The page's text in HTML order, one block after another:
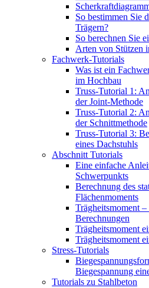
So bestimmen Sie
Trägern?
So berechnen Sie
Arten von Stützen
Fachwerk-Tutorials
Was ist ein
im Hochbau
Truss-Tutorial 1:
der Joint-Methode
Truss-Tutorial 2:
der Schnittmethode
Truss-Tutorial 3:
eines Dachstuhls
Abschnitt Tutorials
Eine einfache
Schwerpunkts
Berechnung des
Flächenmoments
Trägheitsmoment
Berechnungen
Trägheitsmoment
Trägheitsmoment
Stress-Tutorials
Biegespannung
Tutorials zu Stahlbeton